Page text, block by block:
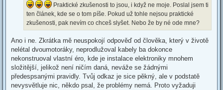
Praktické zkušenosti to jsou, i když ne moje. Poslal jsem ti
ten článek, kde se o tom píše. Pokud už tohle nejsou praktické
zkušenosti, pak nevím co chceš slyšet. Nebo že by né ode mne?
Ano i ne. Zkrátka mě neuspokojí odpověď od člověka, který v životě
nelétal dvoumotoráky, neprodlužoval kabely ba dokonce
nekonstruoval vlastní éro, kde je instalace elektroniky mnohem
složitější, jelikož není ničím daná, neváže se žádnými
předespsanými pravidly. Tvůj odkaz je sice pěkný, ale v podstatě
nevysvětluje nic, někdo psal, že problémy nemá. Proto vyžaduji